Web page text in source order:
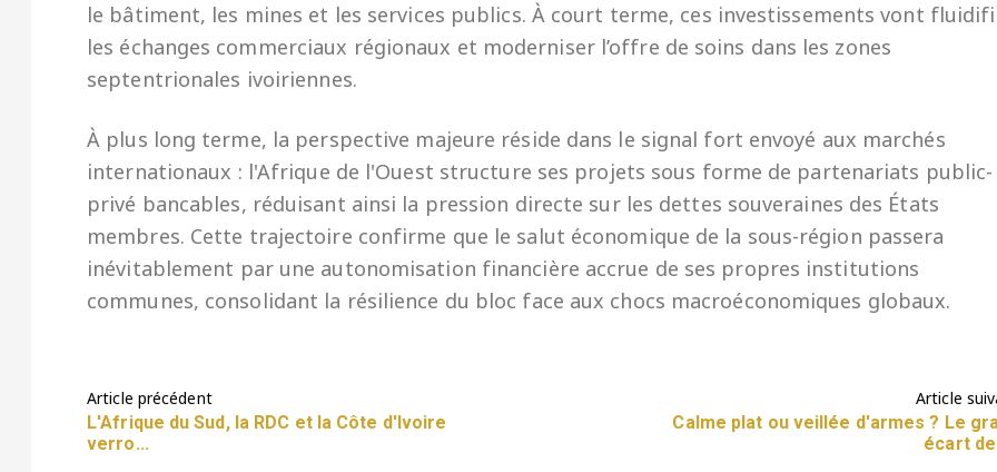
le bâtiment, les mines et les services publics. À court terme, ces investissements vont
les échanges commerciaux régionaux et moderniser l’offre de soins dans les zones
septentrionales ivoiriennes.
À plus long terme, la perspective majeure réside dans le signal fort envoyé aux marchés
internationaux : l'Afrique de l'Ouest structure ses projets sous forme de partenariats public-
privé bancables, réduisant ainsi la pression directe sur les dettes souveraines des États
membres. Cette trajectoire confirme que le salut économique de la sous-région passera
inévitablement par une autonomisation financière accrue de ses propres institutions
communes, consolidant la résilience du bloc face aux chocs macroéconomiques globaux.
Article précédent
L'Afrique du Sud, la RDC et la Côte d'Ivoire
verro...
Article
Calme plat ou veillée d'armes ? Le
écart